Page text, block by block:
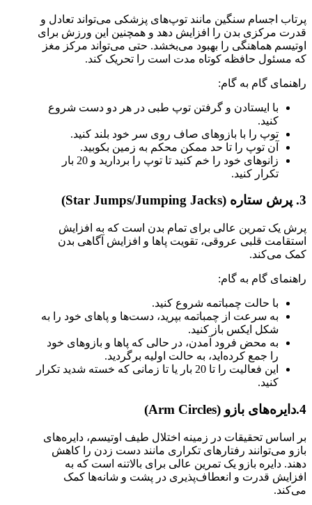
پرتاب اجسام سنگین مانند توپ‌های پزشکی می‌تواند تعادل و
قدرت مرکزی بدن را افزایش دهد و همچنین این ورزش برای
اوتیسم هماهنگی را بهبود می‌بخشد. حتی می‌تواند مرکز مغز
که مسئول حافظه کوتاه مدت است را تحریک کند.
راهنمای گام به گام:
با ایستادن و گرفتن توپ طبی در هر دو دست شروع
کنید.
توپ را با بازوهای صاف روی سر خود بلند کنید.
آن توپ را تا حد ممکن محکم به زمین بکوبید.
زانوهای خود را خم کنید تا توپ را بردارید و 20 بار
تکرار کنید.
3. پرش ستاره (Star Jumps/Jumping Jacks)
پرش یک تمرین عالی برای تمام بدن است که به افزایش
استقامت قلبی عروقی، تقویت پاها و افزایش آگاهی بدن
کمک می‌کند.
راهنمای گام به گام:
با حالت چمباتمه شروع کنید.
به سرعت از چمباتمه بپرید، دست‌ها و پاهای خود را به
شکل ایکس باز کنید.
به محض فرود آمدن، در حالی که پاها و بازوهای خود
را جمع کرده‌اید، به حالت اولیه برگردید.
این فعالیت را تا 20 بار یا تا زمانی که خسته شدید تکرار
کنید.
4.دایره‌های بازو (Arm Circles)
بر اساس تحقیقات در زمینه اختلال طیف اوتیسم، دایره‌های
بازو می‌توانند رفتارهای تکراری مانند دست زدن را کاهش
دهند. دایره بازو یک تمرین عالی برای بالاتنه است که به
افزایش قدرت و انعطاف‌پذیری در پشت و شانه‌ها کمک
می‌کند.